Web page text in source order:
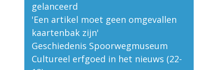
gelanceerd
'Een artikel moet geen omgevallen
kaartenbak zijn'
Geschiedenis Spoorwegmuseum
Cultureel erfgoed in het nieuws (22-